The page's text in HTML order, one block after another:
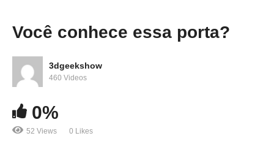
Você conhece essa porta?
3dgeekshow
460 Videos
0%
52 Views 0 Likes